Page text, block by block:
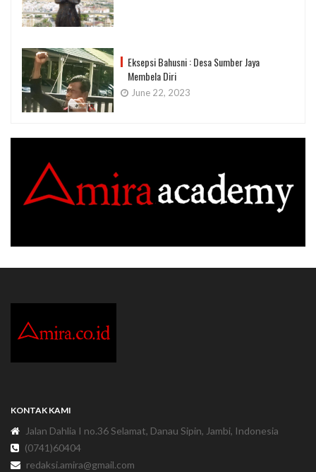
Eksepsi Bahusni : Desa Sumber Jaya
Membela Diri
June 22, 2023
KONTAK KAMI
Jalan Dahlia I no.36 Selamat, Danau Sipin, Jambi, Indonesia
(0741)60404
redaksi.amira@gmail.com